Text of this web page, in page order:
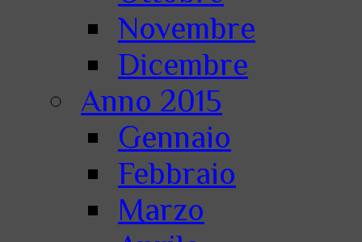
Novembre
Dicembre
Anno 2015
Gennaio
Febbraio
Marzo